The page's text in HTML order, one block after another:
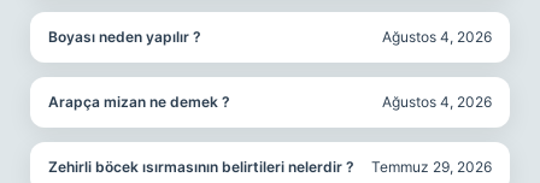
Boyası neden yapılır ? Ağustos 4, 2026
Arapça mizan ne demek ? Ağustos 4, 2026
Zehirli böcek ısırmasının belirtileri nelerdir ? Temmuz 29, 2026